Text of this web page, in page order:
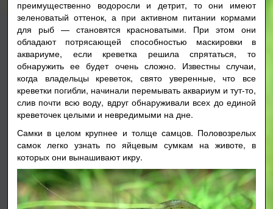
преимущественно водоросли и детрит, то они имеют
зеленоватый оттенок, а при активном питании кормами
для рыб — становятся красноватыми. При этом они
обладают потрясающей способностью маскировки в
аквариуме, если креветка решила спрятаться, то
обнаружить ее будет очень сложно. Известны случаи,
когда владельцы креветок, свято уверенные, что все
креветки погибли, начинали перемывать аквариум и тут-то,
слив почти всю воду, вдруг обнаруживали всех до единой
креветочек целыми и невредимыми на дне.
Самки в целом крупнее и толще самцов. Половозрелых
самок легко узнать по яйцевым сумкам на животе, в
которых они вынашивают икру.